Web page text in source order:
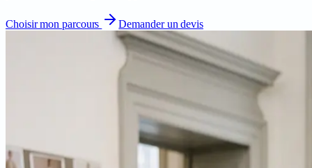
Choisir mon parcours Demander un devis